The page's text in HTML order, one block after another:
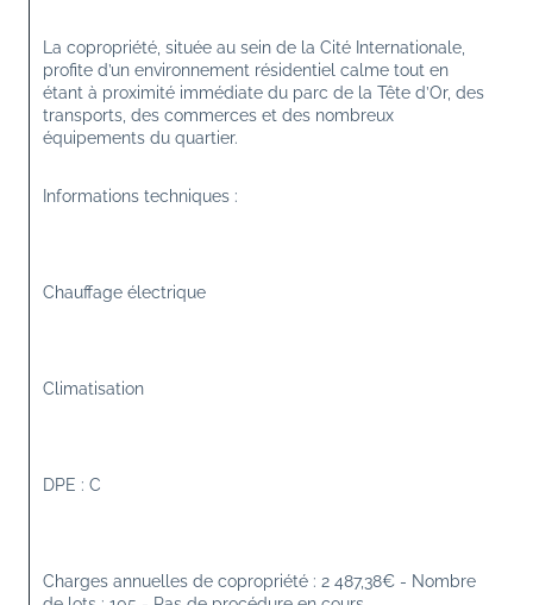
La copropriété, située au sein de la Cité Internationale,
profite d’un environnement résidentiel calme tout en
étant à proximité immédiate du parc de la Tête d’Or, des
transports, des commerces et des nombreux
équipements du quartier.
Informations techniques :
Chauffage électrique
Climatisation
DPE : C
Charges annuelles de copropriété : 2 487,38€ - Nombre